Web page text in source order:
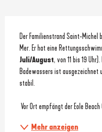
Beschreibung
Der Familienstrand Saint-
Mer. Er hat eine
Juli/August, von 11 bis 19
Badewassers ist ausgezeichnet
stabil.
Vor Ort empfängt der Eole Beach
Mehr anzeigen